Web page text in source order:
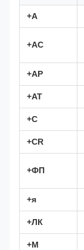
+А
+АС
+АР
+АТ
+С
+CR
+ФП
+я
+ЛК
+М